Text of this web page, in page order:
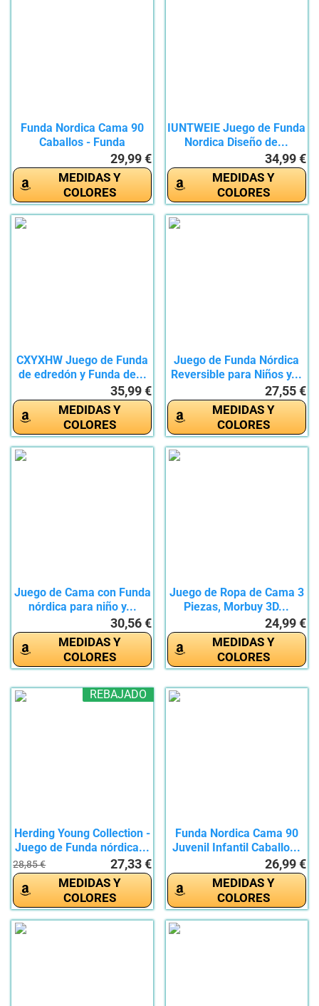
Funda Nordica Cama 90
Caballos - Funda
29,99 €
MEDIDAS Y
COLORES
IUNTWEIE Juego de Funda
Nordica Diseño de...
34,99 €
MEDIDAS Y
COLORES
CXYXHW Juego de Funda
de edredón y Funda de...
35,99 €
MEDIDAS Y
COLORES
Juego de Funda Nórdica
Reversible para Niños y...
27,55 €
MEDIDAS Y
COLORES
Juego de Cama con Funda
nórdica para niño y...
30,56 €
MEDIDAS Y
COLORES
Juego de Ropa de Cama 3
Piezas, Morbuy 3D...
24,99 €
MEDIDAS Y
COLORES
REBAJADO
Herding Young Collection -
Juego de Funda nórdica...
28,85 € 27,33 €
MEDIDAS Y
COLORES
Funda Nordica Cama 90
Juvenil Infantil Caballo...
26,99 €
MEDIDAS Y
COLORES